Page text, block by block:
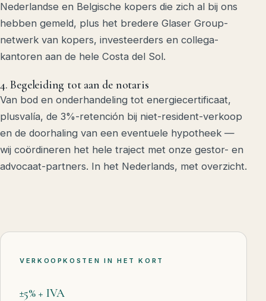
Nederlandse en Belgische kopers die zich al bij ons
hebben gemeld, plus het bredere Glaser Group-
netwerk van kopers, investeerders en collega-
kantoren aan de hele Costa del Sol.
4. Begeleiding tot aan de notaris
Van bod en onderhandeling tot energiecertificaat,
plusvalía, de 3%-retención bij niet-resident-verkoop
en de doorhaling van een eventuele hypotheek —
wij coördineren het hele traject met onze gestor- en
advocaat-partners. In het Nederlands, met overzicht.
VERKOOPKOSTEN IN HET KORT
±5% + IVA